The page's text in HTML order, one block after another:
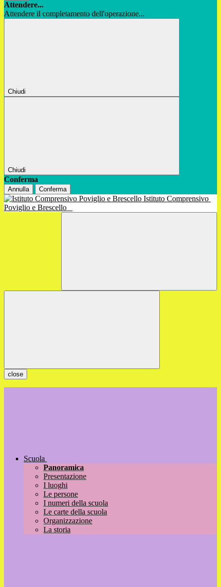
Attendere...
Attendere il completamento dell'operazione...
Chiudi
Chiudi
Conferma
Annulla Conferma
Istituto Comprensivo
Poviglio e Brescello
close
Scuola
Panoramica
Presentazione
I luoghi
Le persone
I numeri della scuola
Le carte della scuola
Organizzazione
La storia